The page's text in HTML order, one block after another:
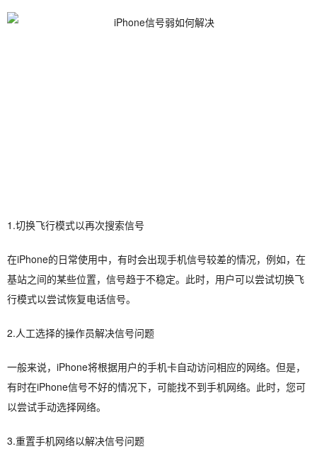
1.切换飞行模式以再次搜索信号
在iPhone的日常使用中，有时会出现手机信号较差的情况，例如，在
基站之间的某些位置，信号趋于不稳定。此时，用户可以尝试切换飞
行模式以尝试恢复电话信号。
2.人工选择的操作员解决信号问题
一般来说，iPhone将根据用户的手机卡自动访问相应的网络。但是，
有时在iPhone信号不好的情况下，可能找不到手机网络。此时，您可
以尝试手动选择网络。
3.重置手机网络以解决信号问题